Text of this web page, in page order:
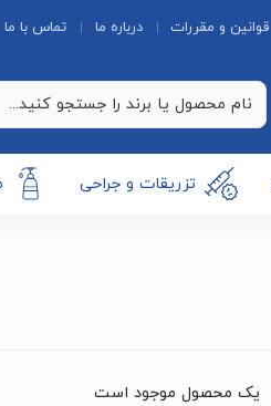
قوانین و مقررات درباره ما تماس با ما
تزریقات و جراحی
یک محصول موجود است